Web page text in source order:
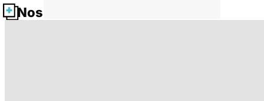
Nos fiches santé